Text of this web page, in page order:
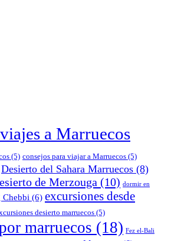
a Marruecos
(5) consejos para viajar a Marruecos (5)
Desierto del Sahara Marruecos (8)
de Merzouga (10) dormir en
Chebbi (6) excursiones desde
desierto marruecos (5)
marruecos (18) Fez el-Bali